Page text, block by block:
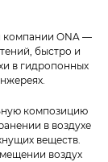
компании ONA —
быстро и
в гидропонных
композицию
в воздухе
веществ.
воздух